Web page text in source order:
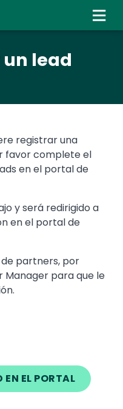
lead
registrar una
favor complete el
en el portal de
y será redirigido a
en el portal de
partners, por
para que le
EN EL PORTAL